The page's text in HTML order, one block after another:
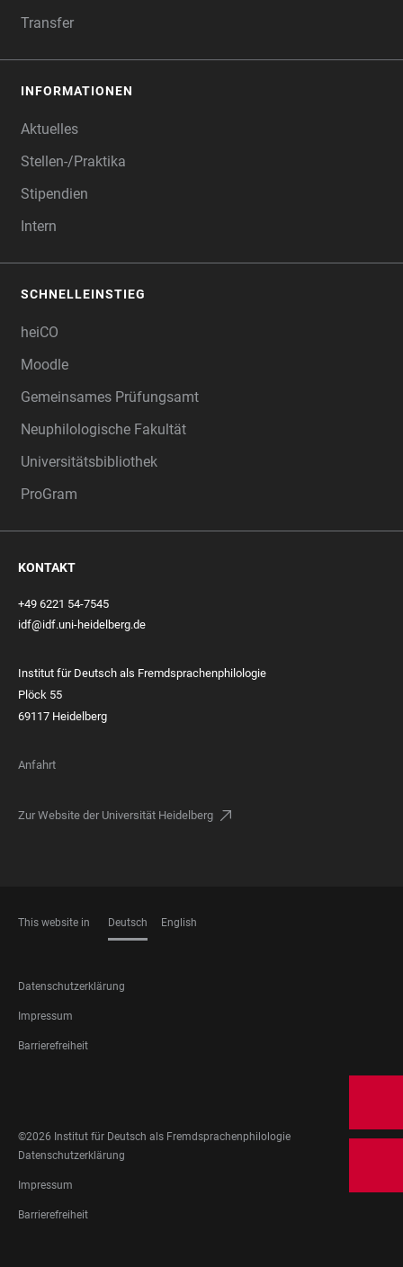
Transfer
INFORMATIONEN
Aktuelles
Stellen-/Praktika
Stipendien
Intern
SCHNELLEINSTIEG
heiCO
Moodle
Gemeinsames Prüfungsamt
Neuphilologische Fakultät
Universitätsbibliothek
ProGram
KONTAKT
+49 6221 54-7545
idf@idf.uni-heidelberg.de
Institut für Deutsch als Fremdsprachenphilologie
Plöck 55
69117 Heidelberg
Anfahrt
Zur Website der Universität Heidelberg
This website in Deutsch English
FOOTER
LEGAL
Datenschutzerklärung
Impressum
Barrierefreiheit
MEDIA
©2026 Institut für Deutsch als Fremdsprachenphilologie
FOOTER
LEGAL
Datenschutzerklärung
Impressum
Barrierefreiheit